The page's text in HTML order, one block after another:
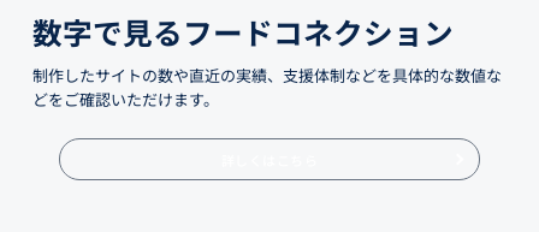
数字で見るフードコネクション
制作したサイトの数や直近の実績、支援体制などを具体的な数値な
どをご確認いただけます。